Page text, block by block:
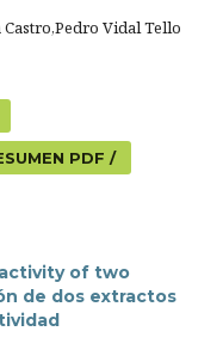
Vidal Tello
PDF /
of two
de dos extractos